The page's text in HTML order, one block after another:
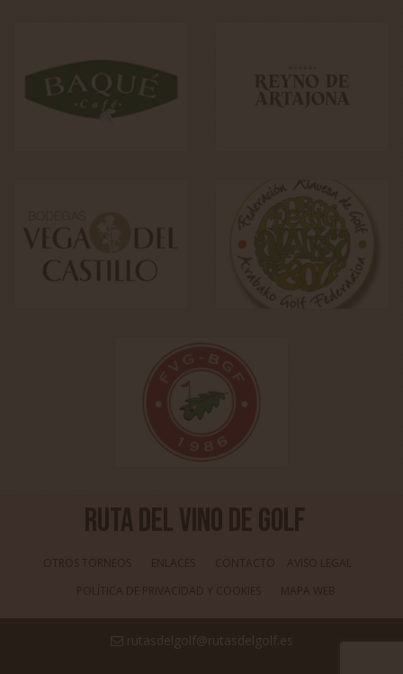
Ruta del Vino de Golf
OTROS TORNEOS ENLACES CONTACTO
AVISO LEGAL
POLÍTICA DE PRIVACIDAD Y COOKIES
MAPA WEB